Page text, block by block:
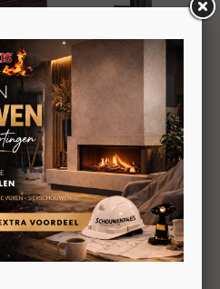
LINKS
draaideur